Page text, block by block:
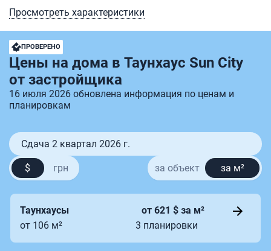
Просмотреть характеристики
ПРОВЕРЕНО
Цены на дома в Таунхаус Sun City
от застройщика
16 июля 2026 обновлена информация по ценам и
планировкам
Сдача 2 квартал 2026 г.
$ грн за объект за м²
Таунхаусы
от 621 $ за м²
от 106 м²
3 планировки